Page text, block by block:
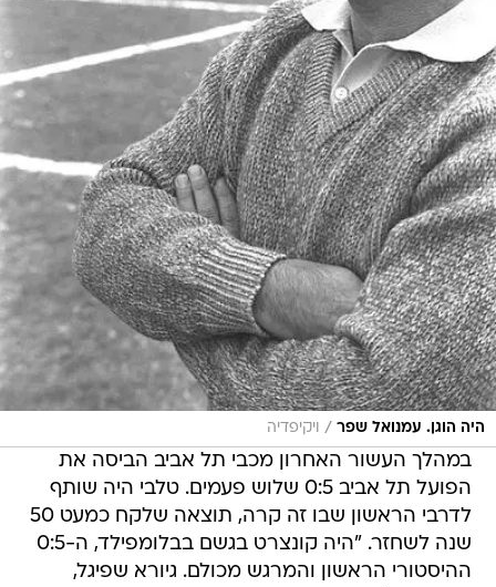
היה הוגן. עמנואל שפר / ויקיפדיה
במהלך העשור האחרון מכבי תל אביב הביסה את
הפועל תל אביב 0:5 שלוש פעמים. טלבי היה שותף
לדרבי הראשון שבו זה קרה, תוצאה שלקח כמעט 50
שנה לשחזר. "היה קונצרט בגשם בבלומפילד, ה-0:5
ההיסטורי הראשון והמרגש מכולם. גיורא שפיגל,